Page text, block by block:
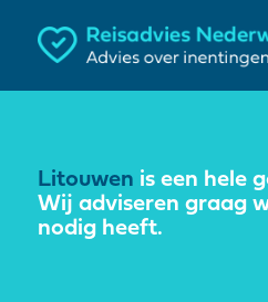
Litouwen is een hele
Wij adviseren graag
nodig heeft.